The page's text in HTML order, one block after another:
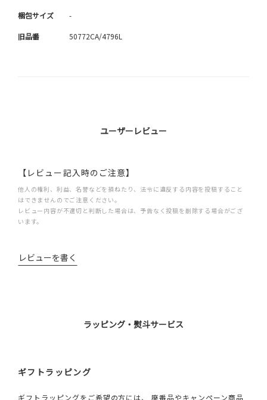
梱包サイズ -
旧品番 50772CA/4796L
ユーザーレビュー
【レビュー記入時のご注意】
他人の権利、利益、名誉などを損ねたり、法令に違反する内容を投稿すること
はできませんのでご注意ください。
レビュー内容が不適切と判断した場合は、予告なく投稿を削除する場合がござ
います。
レビューを書く
ラッピング・熨斗サービス
ギフトラッピング
ギフトラッピングをご希望の方には、 廃番品やキャンペーン商品